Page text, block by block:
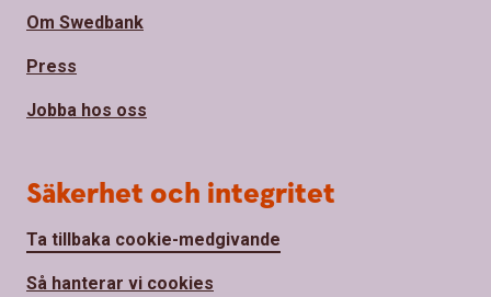
Om Swedbank
Press
Jobba hos oss
Säkerhet och integritet
Ta tillbaka cookie-medgivande
Så hanterar vi cookies